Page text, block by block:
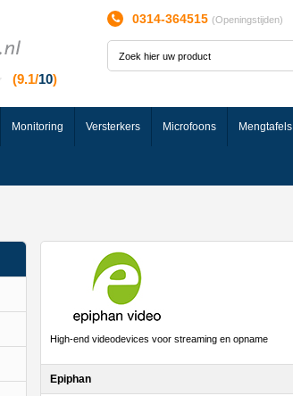
0314-364515 (Openingstijden)
Monitoring Versterkers Microfoons Mengtafels
High-end videodevices voor streaming en opname
Epiphan